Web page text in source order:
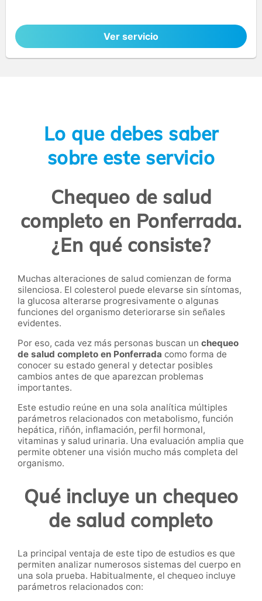
Ver servicio
Lo que debes saber
sobre este servicio
Chequeo de salud
completo en Ponferrada.
¿En qué consiste?
Muchas alteraciones de salud comienzan de forma
silenciosa. El colesterol puede elevarse sin síntomas,
la glucosa alterarse progresivamente o algunas
funciones del organismo deteriorarse sin señales
evidentes.
Por eso, cada vez más personas buscan un chequeo
de salud completo en Ponferrada como forma de
conocer su estado general y detectar posibles
cambios antes de que aparezcan problemas
importantes.
Este estudio reúne en una sola analítica múltiples
parámetros relacionados con metabolismo, función
hepática, riñón, inflamación, perfil hormonal,
vitaminas y salud urinaria. Una evaluación amplia que
permite obtener una visión mucho más completa del
organismo.
Qué incluye un chequeo
de salud completo
La principal ventaja de este tipo de estudios es que
permiten analizar numerosos sistemas del cuerpo en
una sola prueba. Habitualmente, el chequeo incluye
parámetros relacionados con: